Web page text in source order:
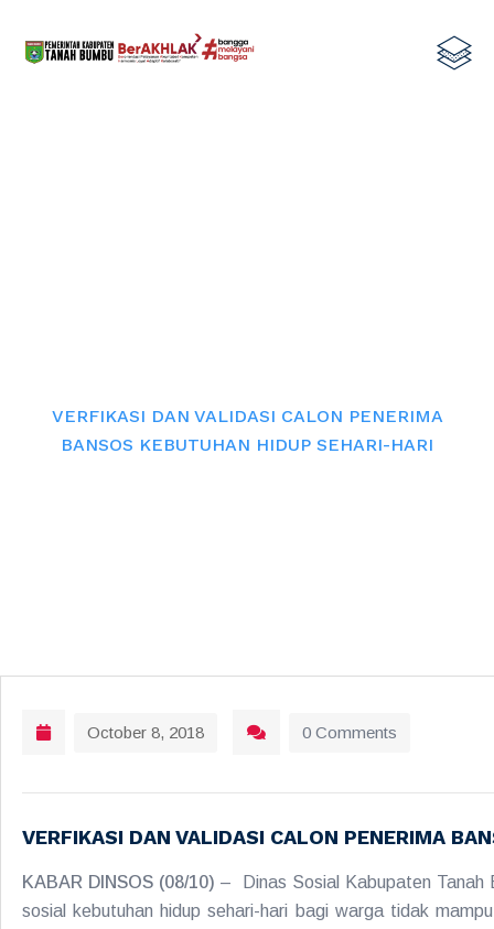
VERFIKASI DAN VALIDASI CALON PENERIMA
BANSOS KEBUTUHAN HIDUP SEHARI-HARI
October 8, 2018 0 Comments
VERFIKASI DAN VALIDASI CALON PENERIMA
KABAR DINSOS (08/10) – Dinas Sosial Kabupaten Tanah
sosial kebutuhan hidup sehari-hari bagi warga tidak